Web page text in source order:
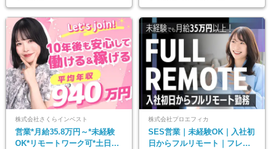
株式会社さくらインベスト
営業*月給35.8万円～*未経験
OK*リモートワーク可*土日祝
株式会社プロエフィカ
SES営業｜未経験OK｜入社初
日からフルリモート｜フレッ